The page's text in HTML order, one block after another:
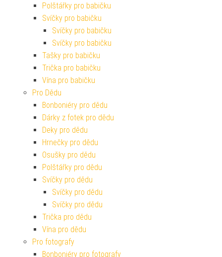
Polštářky pro babičku
Svíčky pro babičku
Svíčky pro babičku
Svíčky pro babičku
Tašky pro babičku
Trička pro babičku
Vína pro babičku
Pro Dědu
Bonboniéry pro dědu
Dárky z fotek pro dědu
Deky pro dědu
Hrnečky pro dědu
Osušky pro dědu
Polštářky pro dědu
Svíčky pro dědu
Svíčky pro dědu
Svíčky pro dědu
Trička pro dědu
Vína pro dědu
Pro fotografy
Bonboniéry pro fotografy